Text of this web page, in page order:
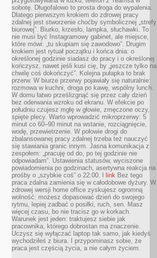
sobotę. Długofalowo to prosta droga do wypalenia.
Dlatego pierwszym krokiem do zdrowej pracy
zdalnej jest stworzenie choćby symbolicznej „strefy
biurowej”. Biurko, krzesło, lampka, słuchawki. To
nie musi być Instagramowy gabinet, ale miejsce,
które mówi: „tu skupiam się zawodowo”. Drugim
krokiem jest rytuał początku i końca dnia: o
określonej godzinie siadasz do pracy i o określonej
kończysz, nawet jeśli kusi cię, by „jeszcze tylko na
chwilę coś dokończyć”. Kolejna pułapka to brak
przerw. W biurze przerwy pojawiały się naturalnie:
rozmowa w kuchni, droga po kawę, wspólny lunch.
W domu łatwo prześlizgnąć się przez cały dzień
bez oderwania wzroku od ekranu. W efekcie po
południu czujesz mgłę w głowie, zmęczone oczy,
spięte plecy. Warto wprowadzić mikroprzerwy: 5
minut co 60–90 minut na wstanie, rozciągnięcie,
wodę, przewietrzenie. W połowie drogi do
zbalansowanej pracy zdalnej trzeba też nauczyć
się stawiania granic innym. Jasna komunikacja z
zespołem: „pracuję od do, po tej godzinie nie
odpowiadam”. Ustawienia statusów, wyciszone
powiadomienia po godzinach, asertywna reakcja na
prośby o „szybkie coś” o 22:00. l
link Bez tego
praca zdalna zamienia się w całodobowe dyżury. W
zdrowej wersji home office zyskujesz ogromną
wolność: możesz dopasować dzień do swojego
rytmu, lepiej zadbać o posiłki, ruch, sen. Masz
więcej czasu, bo nie tracisz go w korkach.
Warunek jest jeden: traktujesz siebie jak
pracownika, którego dobrostan ma znaczenie.
Uczysz się wyłączać laptop tak samo, jak kiedyś
wychodziłeś z biura. I przypominasz sobie, że
praca jest częścią życia, a nie całym życiem.